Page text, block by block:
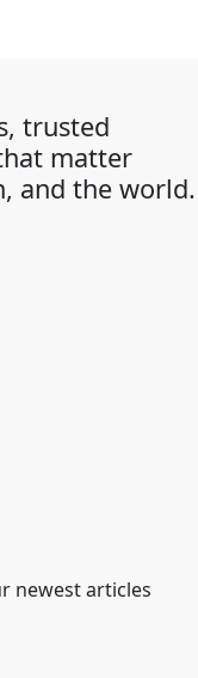
trusted
matter
and the world.
newest articles